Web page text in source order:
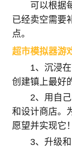
可以根据
已经卖空需要
点。
超市模拟器游
1、沉浸
创建镇上最好
2、用自
和设计商店。
愿望并实现它！
3、升级